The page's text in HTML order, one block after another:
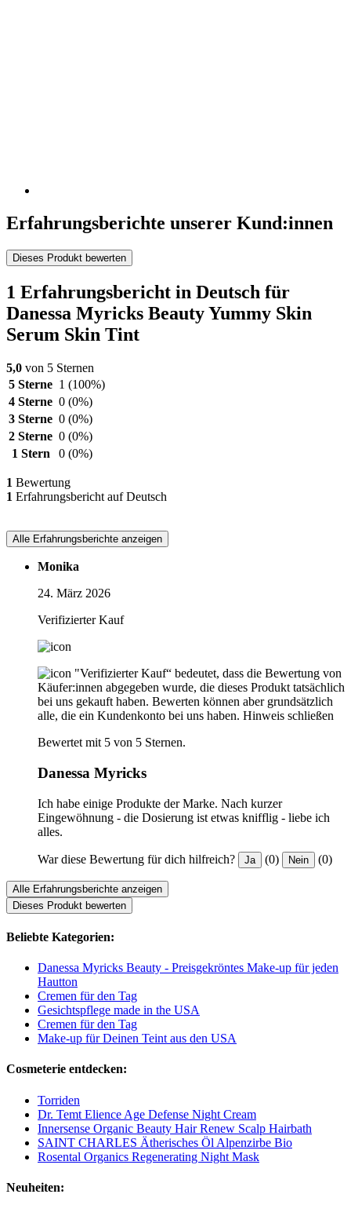
Erfahrungsberichte unserer Kund:innen
Dieses Produkt bewerten
1 Erfahrungsbericht in Deutsch für
Danessa Myricks Beauty Yummy Skin
Serum Skin Tint
5,0 von 5 Sternen
5 Sterne 1 (100%)
4 Sterne 0 (0%)
3 Sterne 0 (0%)
2 Sterne 0 (0%)
1 Stern
0 (0%)
1 Bewertung
1 Erfahrungsbericht auf Deutsch
Alle Erfahrungsberichte anzeigen
Monika
24. März 2026
Verifizierter Kauf
"Verifizierter Kauf“ bedeutet, dass die Bewertung von
Käufer:innen abgegeben wurde, die dieses Produkt tatsächlich
bei uns gekauft haben. Bewerten können aber grundsätzlich
alle, die ein Kundenkonto bei uns haben. Hinweis schließen
Bewertet mit 5 von 5 Sternen.
Danessa Myricks
Ich habe einige Produkte der Marke. Nach kurzer
Eingewöhnung - die Dosierung ist etwas knifflig - liebe ich
alles.
War diese Bewertung für dich hilfreich? Ja (0) Nein (0)
Alle Erfahrungsberichte anzeigen
Dieses Produkt bewerten
Beliebte Kategorien:
Danessa Myricks Beauty - Preisgekröntes Make-up für jeden
Hautton
Cremen für den Tag
Gesichtspflege made in the USA
Cremen für den Tag
Make-up für Deinen Teint aus den USA
Cosmeterie entdecken:
Torriden
Dr. Temt Elience Age Defense Night Cream
Innersense Organic Beauty Hair Renew Scalp Hairbath
SAINT CHARLES Ätherisches Öl Alpenzirbe Bio
Rosental Organics Regenerating Night Mask
Neuheiten: